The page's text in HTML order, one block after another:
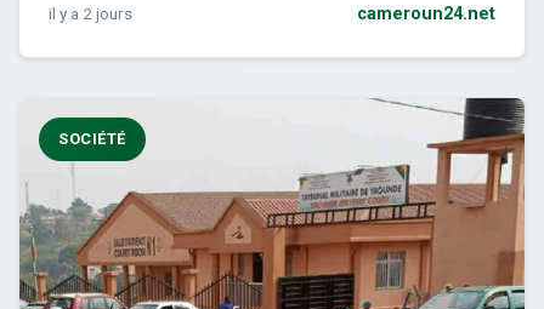
il y a 2 jours cameroun24.net
SOCIÉTÉ